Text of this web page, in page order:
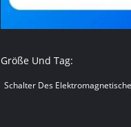
Größe Und Tag:
Schalter Des